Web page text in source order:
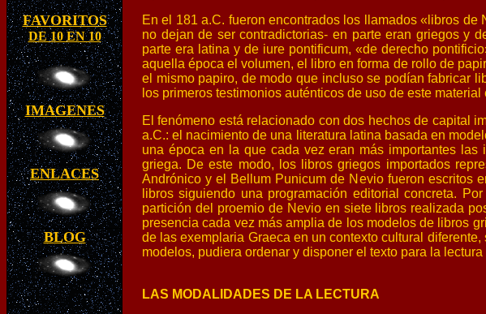
FAVORITOS
DE 10 EN 10
IMAGENES
ENLACES
BLOG
En el 181 a.C. fueron encontrados los llamados «libros
no dejan de ser contradictorias- en parte eran griegos y
parte era latina y de iure pontificum, «de derecho
aquella época el volumen, el libro en forma de rollo de
el mismo papiro, de modo que incluso se podían fabricar
los primeros testimonios auténticos de uso de este
El fenómeno está relacionado con dos hechos de capital
a.C.: el nacimiento de una literatura latina basada en
una época en la que cada vez eran más importantes
griega. De este modo, los libros griegos importados
Andrónico y el Bellum Punicum de Nevio fueron escritos
libros siguiendo una programación editorial concreta.
partición del proemio de Nevio en siete libros realizada
presencia cada vez más amplia de los modelos de libros
de las exemplaria Graeca en un contexto cultural
modelos, pudiera ordenar y disponer el texto para la
LAS MODALIDADES DE LA LECTURA